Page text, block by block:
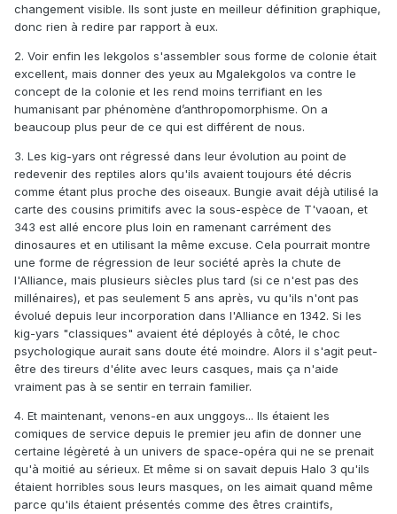
et ils n'ont pas besoin de justifier ça (ils ont expliqué
quelques trucs pour calmer les fanboys idiots incapables
nouveaux designs covenants, je pense qu'ils ont voulu
remettre au goût du jour les raisons derrière le design initial
de la faction. Dans HCE, les aliens ont des véhicules très
colorés, avec des surfaces courbes et lisses. Ça marchait
en 2001, mais en 2014 c'est l'aspect organique qui est plus
tendance pour représenter une technologie alien. Du coup,
les véhicules ont des formes plus complexes et les armures
montrent plus de corps, tout en conservant l'aspect lissé
mais en remplaçant les couleurs flashy par des textures
plus détaillées mais technologiques.
changement visible. Ils sont juste en meilleur définition graphique,
donc rien à redire par rapport à eux.
2. Voir enfin les lekgolos s'assembler sous forme de colonie était
excellent, mais donner des yeux au Mgalekgolos va contre le
concept de la colonie et les rend moins terrifiant en les
humanisant par phénomène d’anthropomorphisme. On a
beaucoup plus peur de ce qui est différent de nous.
3. Les kig-yars ont régressé dans leur évolution au point de
redevenir des reptiles alors qu'ils avaient toujours été décris
comme étant plus proche des oiseaux. Bungie avait déjà utilisé la
carte des cousins primitifs avec la sous-espèce de T'vaoan, et
343 est allé encore plus loin en ramenant carrément des
dinosaures et en utilisant la même excuse. Cela pourrait montre
une forme de régression de leur société après la chute de
l'Alliance, mais plusieurs siècles plus tard (si ce n'est pas des
millénaires), et pas seulement 5 ans après, vu qu'ils n'ont pas
évolué depuis leur incorporation dans l'Alliance en 1342. Si les
kig-yars "classiques" avaient été déployés à côté, le choc
psychologique aurait sans doute été moindre. Alors il s'agit peut-
être des tireurs d'élite avec leurs casques, mais ça n'aide
vraiment pas à se sentir en terrain familier.
4. Et maintenant, venons-en aux unggoys... Ils étaient les
comiques de service depuis le premier jeu afin de donner une
certaine légèreté à un univers de space-opéra qui ne se prenait
qu'à moitié au sérieux. Et même si on savait depuis Halo 3 qu'ils
étaient horribles sous leurs masques, on les aimait quand même
parce qu'ils étaient présentés comme des êtres craintifs,